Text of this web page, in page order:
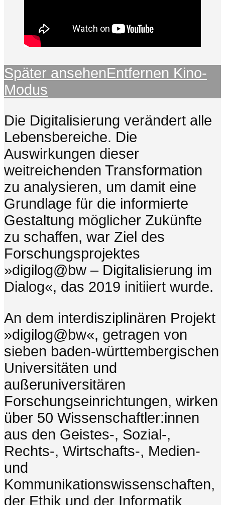
Später ansehenEntfernen Kino-
Modus
Die Digitalisierung verändert alle
Lebensbereiche. Die
Auswirkungen dieser
weitreichenden Transformation
zu analysieren, um damit eine
Grundlage für die informierte
Gestaltung möglicher Zukünfte
zu schaffen, war Ziel des
Forschungsprojektes
»digilog@bw – Digitalisierung im
Dialog«, das 2019 initiiert wurde.
An dem interdisziplinären Projekt
»digilog@bw«, getragen von
sieben baden-württembergischen
Universitäten und
außeruniversitären
Forschungseinrichtungen, wirken
über 50 Wissenschaftler:innen
aus den Geistes-, Sozial-,
Rechts-, Wirtschafts-, Medien-
und
Kommunikationswissenschaften,
der Ethik und der Informatik